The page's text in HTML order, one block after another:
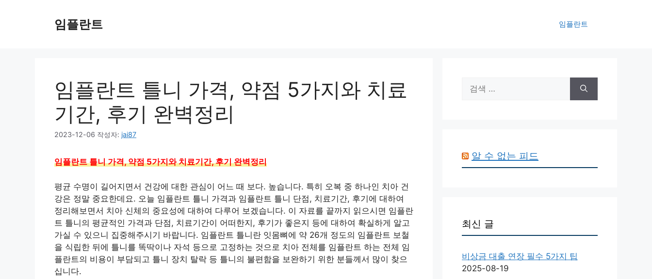
임플란트 임플란트
임플란트 틀니 가격, 약점 5가지와 치료
기간, 후기 완벽정리
2023-12-06 작성자: jai87
임플란트 틀니 가격, 약점 5가지와 치료기간, 후기 완벽정리
평균 수명이 길어지면서 건강에 대한 관심이 어느 때 보다. 높습니다. 특히 오복 중 하나인 치아 건
강은 정말 중요한데요. 오늘 임플란트 틀니 가격과 임플란트 틀니 단점, 치료기간, 후기에 대하여
정리해보면서 치아 신체의 중요성에 대하여 다루어 보겠습니다. 이 자료를 끝까지 읽으시면 임플란
트 틀니의 평균적인 가격과 단점, 치료기간이 어떠한지, 후기가 좋은지 등에 대하여 확실하게 알고
가실 수 있으니 집중해주시기 바랍니다. 임플란트 틀니란 잇몸뼈에 약 26개 정도의 임플란트 보철
을 식립한 뒤에 틀니를 똑딱이나 자석 등으로 고정하는 것으로 치아 전체를 임플란트 하는 전체 임
플란트의 비용이 부담되고 틀니 장치 탈락 등 틀니의 불편함을 보완하기 위한 분들께서 많이 찾으
십니다.
색:
알 수 없는 피드
최신 글
비상금 대출 연장 필수 5가지 팁
2025-08-19